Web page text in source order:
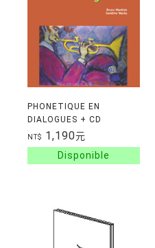
PHONETIQUE EN
DIALOGUES + CD
DEBUTANT
NT$ 1,190元